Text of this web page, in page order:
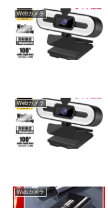
Webカメラ
Webカメラ
Webカメラ